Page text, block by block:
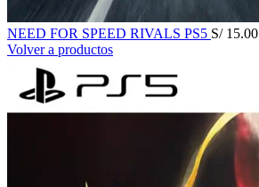
NEED FOR SPEED RIVALS PS5 S/15.00
Volver a productos